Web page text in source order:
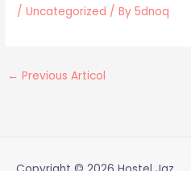
/Uncategorized / By5dnoq
← Previous Articol